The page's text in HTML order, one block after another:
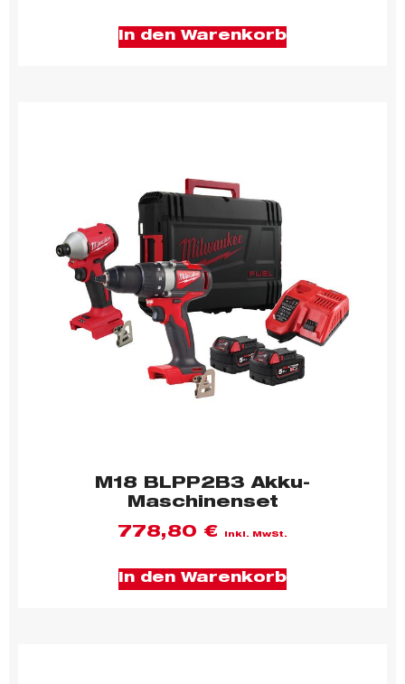
In den Warenkorb
M18 BLPP2B3 Akku-
Maschinenset
778,80 € inkl. MwSt.
In den Warenkorb